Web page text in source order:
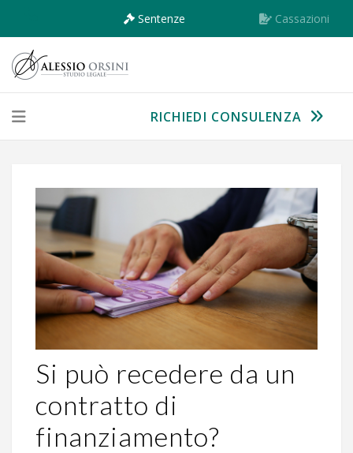
Sentenze Cassazioni
RICHIEDI CONSULENZA
Si può recedere da un
contratto di
finanziamento?